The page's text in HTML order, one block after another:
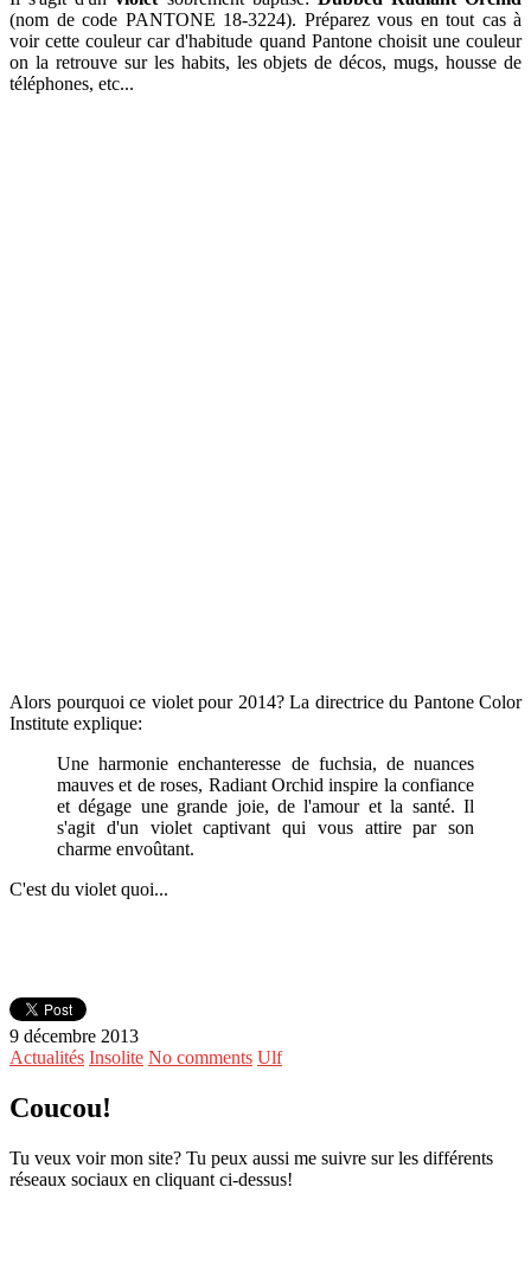
(nom de code PANTONE 18-3224). Préparez vous en tout cas à
voir cette couleur car d'habitude quand Pantone choisit une couleur
on la retrouve sur les habits, les objets de décos, mugs, housse de
téléphones, etc...
Alors pourquoi ce violet pour 2014? La directrice du Pantone Color
Institute explique:
Une harmonie enchanteresse de fuchsia, de nuances
mauves et de roses, Radiant Orchid inspire la confiance
et dégage une grande joie, de l'amour et la santé. Il
s'agit d'un violet captivant qui vous attire par son
charme envoûtant.
C'est du violet quoi...
9 décembre 2013
Actualités Insolite No comments Ulf
Coucou!
Tu veux voir mon site? Tu peux aussi me suivre sur les différents
réseaux sociaux en cliquant ci-dessus!